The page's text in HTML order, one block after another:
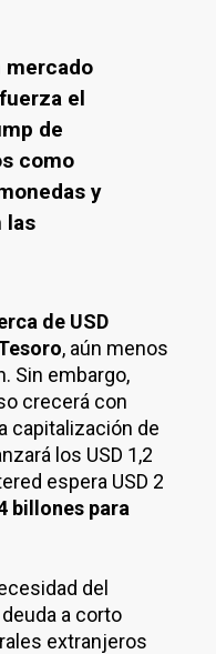
mercado
el
de
como
y
las
de USD
, aún menos
Sin embargo,
crecerá con
capitalización de
los USD 1,2
espera USD 2
billones para
del
a corto
extranjeros